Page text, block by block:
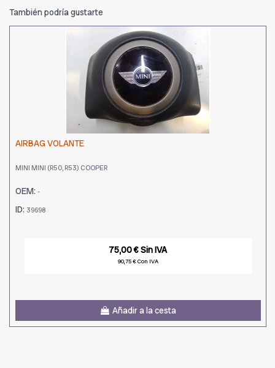
También podría gustarte
AIRBAG VOLANTE
MINI MINI (R50, R53) COOPER
OEM: -
ID: 39698
75,00 € Sin IVA
90,75 € Con IVA
Añadir a la cesta